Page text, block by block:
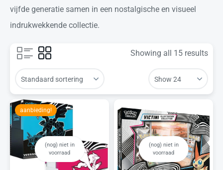
vijfde generatie samen in een nostalgische en visueel
indrukwekkende collectie.
Showing all 15 results
(nog) niet in
voorraad
aanbieding!
(nog) niet in
voorraad